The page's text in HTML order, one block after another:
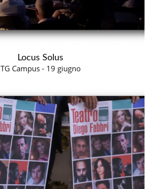
Locus Solus
TG Campus - 19 giugno